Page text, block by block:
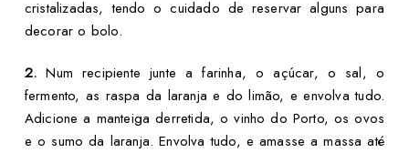
cristalizadas, tendo o cuidado de reservar alguns para
decorar o bolo.
2. Num recipiente junte a farinha, o açúcar, o sal, o
fermento, as raspa da laranja e do limão, e envolva tudo.
Adicione a manteiga derretida, o vinho do Porto, os ovos
e o sumo da laranja. Envolva tudo, e amasse a massa até